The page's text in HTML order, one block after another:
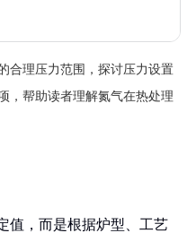
合理压力范围，探讨压力设置
，帮助读者理解氮气在热处理
值，而是根据炉型、工艺